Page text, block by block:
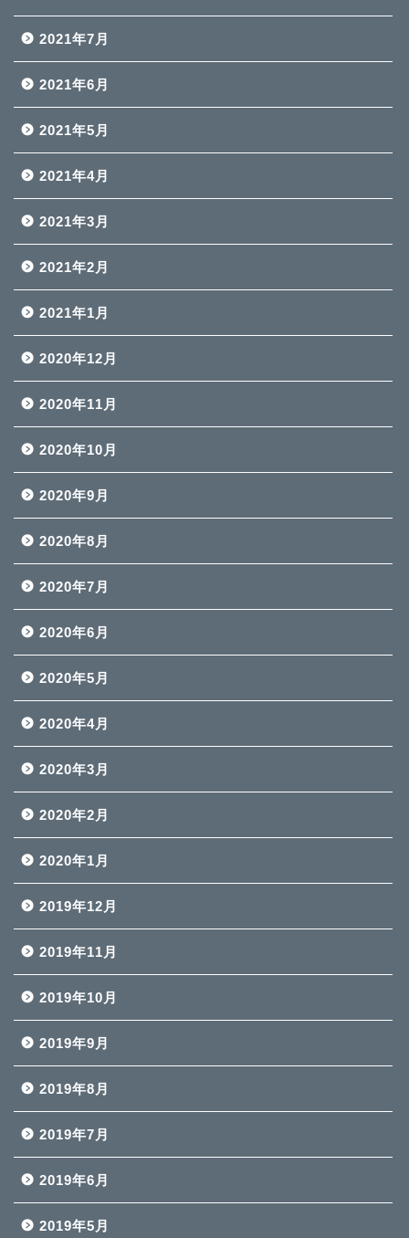
2021年7月
2021年6月
2021年5月
2021年4月
2021年3月
2021年2月
2021年1月
2020年12月
2020年11月
2020年10月
2020年9月
2020年8月
2020年7月
2020年6月
2020年5月
2020年4月
2020年3月
2020年2月
2020年1月
2019年12月
2019年11月
2019年10月
2019年9月
2019年8月
2019年7月
2019年6月
2019年5月